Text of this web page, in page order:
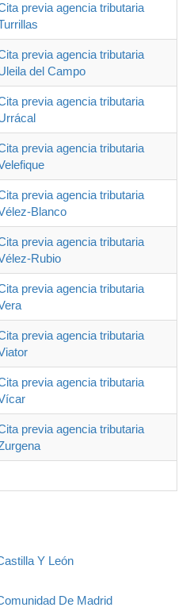
previa agencia tributaria
previa agencia tributaria
del Campo
previa agencia tributaria
previa agencia tributaria
previa agencia tributaria
Blanco
previa agencia tributaria
Rubio
previa agencia tributaria
previa agencia tributaria
previa agencia tributaria
previa agencia tributaria
Y León
De Madrid